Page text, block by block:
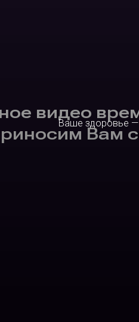
Ваше здоровье —